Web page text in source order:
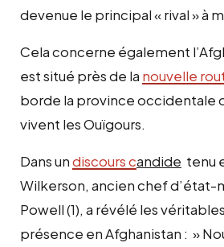
devenue le principal « rival » à
Cela concerne également
est situé près de la nouvelle
borde la province occidentale
vivent les Ouïgours.
Dans undiscourscandide tenu
Wilkerson, ancien chef d’état-
Powell (1), a révélé les
présence en Afghanistan : »